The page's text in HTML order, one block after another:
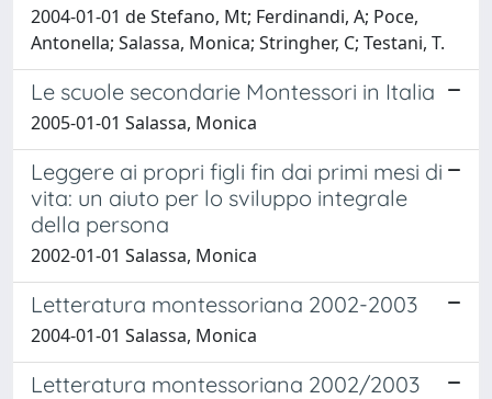
2004-01-01 de Stefano, Mt; Ferdinandi, A; Poce,
Antonella; Salassa, Monica; Stringher, C; Testani, T.
Le scuole secondarie Montessori in Italia
2005-01-01 Salassa, Monica
Leggere ai propri figli fin dai primi mesi di
vita: un aiuto per lo sviluppo integrale
della persona
2002-01-01 Salassa, Monica
Letteratura montessoriana 2002-2003
2004-01-01 Salassa, Monica
Letteratura montessoriana 2002/2003